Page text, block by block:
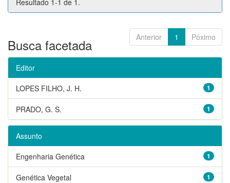
Anterior 1 Póximo
Busca facetada
Editor
1
LOPES FILHO, J. H.
1
PRADO, G. S.
Assunto
1
Engenharia Genética
1
Genética Vegetal